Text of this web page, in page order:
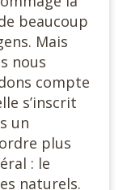
beaucoup
Mais
nous
compte
s’inscrit
un
plus
: le
naturels.